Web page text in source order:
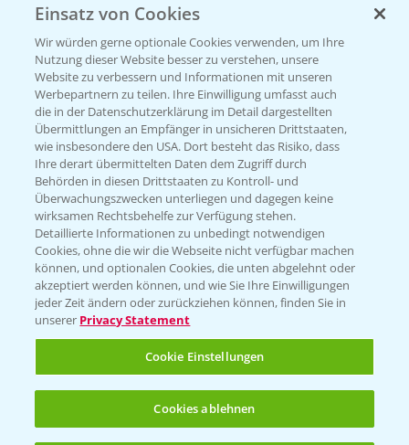
Beratung auf WhatsApp
T.+49 (0)174 346 564 1
KONTAKT
Hilfe in Notfällen
T.+49 (0)214/30-20220
Folgen Sie uns
Einsatz von Cookies
Wir würden gerne optionale Cookies verwenden, um Ihre
Nutzung dieser Website besser zu verstehen, unsere
Website zu verbessern und Informationen mit unseren
Werbepartnern zu teilen. Ihre Einwilligung umfasst auch
die in der Datenschutzerklärung im Detail dargestellten
Übermittlungen an Empfänger in unsicheren Drittstaaten,
wie insbesondere den USA. Dort besteht das Risiko, dass
Ihre derart übermittelten Daten dem Zugriff durch
Behörden in diesen Drittstaaten zu Kontroll- und
Überwachungszwecken unterliegen und dagegen keine
wirksamen Rechtsbehelfe zur Verfügung stehen.
Detaillierte Informationen zu unbedingt notwendigen
Cookies, ohne die wir die Webseite nicht verfügbar machen
können, und optionalen Cookies, die unten abgelehnt oder
akzeptiert werden können, und wie Sie Ihre Einwilligungen
jeder Zeit ändern oder zurückziehen können, finden Sie in
unserer Privacy Statement
Cookie Einstellungen
Cookies ablehnen